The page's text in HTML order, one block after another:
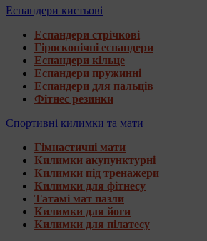
Еспандери кистьові
Еспандери стрічкові
Гіроскопічні еспандери
Еспандери кільце
Еспандери пружинні
Еспандери для пальців
Фітнес резинки
Спортивні килимки та мати
Гімнастичні мати
Килимки акупунктурні
Килимки під тренажери
Килимки для фітнесу
Татамі мат пазли
Килимки для йоги
Килимки для пілатесу